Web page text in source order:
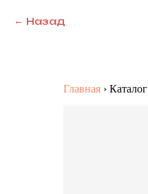
Назад
Главная › Каталог